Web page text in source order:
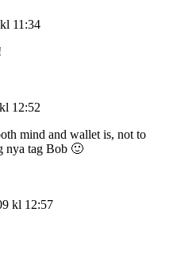
11:34
12:52
mind and wallet is, not to
nya tag Bob 🙂
kl 12:57